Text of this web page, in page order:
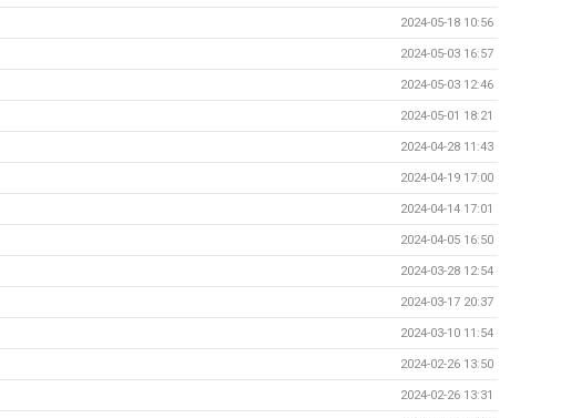
2024-05-18 10:56
2024-05-03 16:57
2024-05-03 12:46
2024-05-01 18:21
2024-04-28 11:43
2024-04-19 17:00
2024-04-14 17:01
2024-04-05 16:50
2024-03-28 12:54
2024-03-17 20:37
2024-03-10 11:54
2024-02-26 13:50
2024-02-26 13:31